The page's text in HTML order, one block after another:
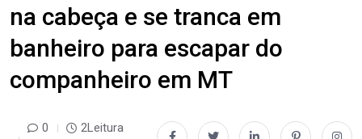
na cabeça e se tranca em
banheiro para escapar do
companheiro em MT
0 2Leitura